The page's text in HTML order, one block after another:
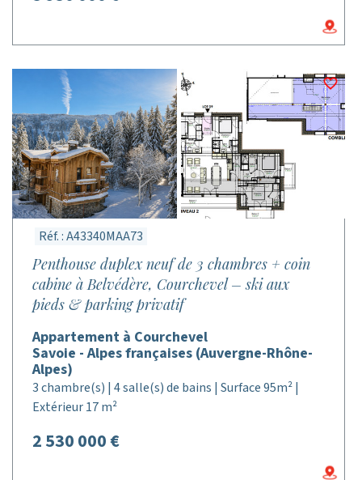
Réf. : A43340MAA73
Penthouse duplex neuf de 3 chambres + coin
cabine à Belvédère, Courchevel – ski aux
pieds & parking privatif
Appartement à Courchevel
Savoie - Alpes françaises (Auvergne-Rhône-
Alpes)
3 chambre(s) | 4 salle(s) de bains | Surface 95m² |
Extérieur 17 m²
2 530 000 €